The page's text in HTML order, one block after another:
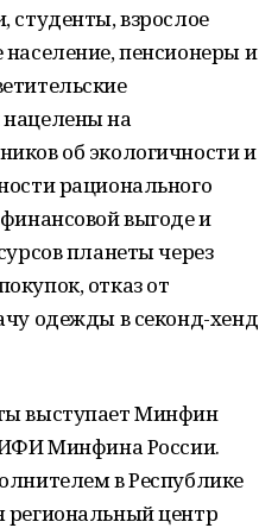
студенты, взрослое
пенсионеры и
на
об экологичности и
рационального
выгоде и
планеты через
отказ от
одежды в секонд-хенд
выступает Минфин
Минфина России.
в Республике
региональный центр